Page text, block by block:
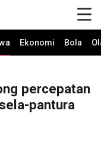
Ekonomi Bola
percepatan
pantura